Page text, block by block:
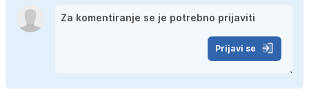
Prijavi se